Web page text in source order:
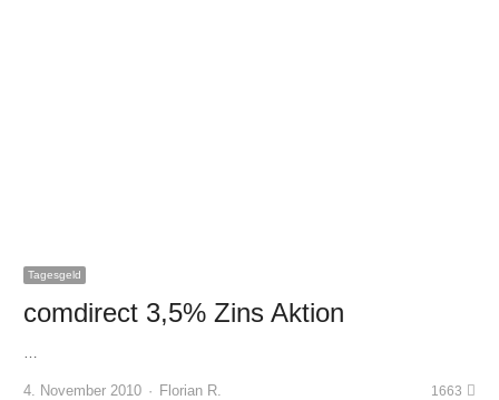
Tagesgeld
comdirect 3,5% Zins Aktion
4. November 2010 Author
Florian R. 1663